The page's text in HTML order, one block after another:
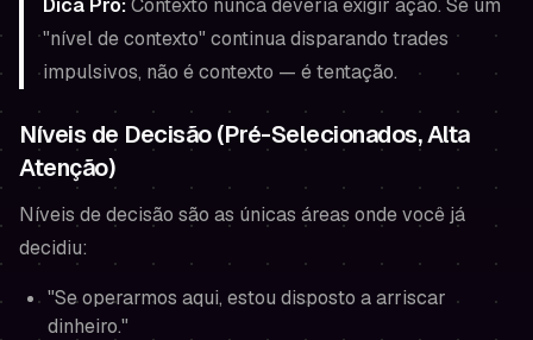
Dica Pro:Contexto nunca deveriaexigir ação. Se um
"nível de contexto" continua disparando trades
impulsivos, não é contexto — é tentação.
Níveis de Decisão (Pré-Selecionados, Alta
Atenção)
Níveis de decisão são as únicas áreas onde você já
decidiu:
"Se operarmos aqui, estou disposto a arriscar
dinheiro."